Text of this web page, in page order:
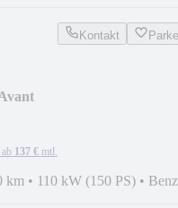
Kontakt
137 € mtl.
km • 110 kW (150 PS) •